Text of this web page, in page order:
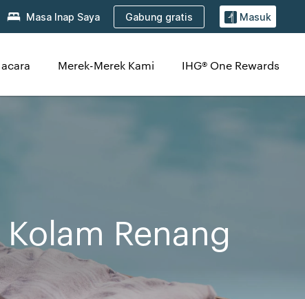
Masa Inap Saya Gabung gratis Masuk
Merek-Merek Kami IHG® One Rewards
Renang